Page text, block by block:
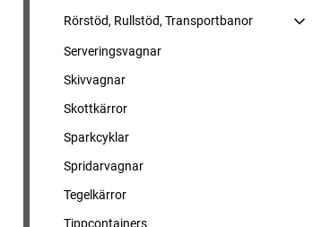
Rörstöd, Rullstöd, Transportbanor
Serveringsvagnar
Skivvagnar
Skottkärror
Sparkcyklar
Spridarvagnar
Tegelkärror
Tippcontainers